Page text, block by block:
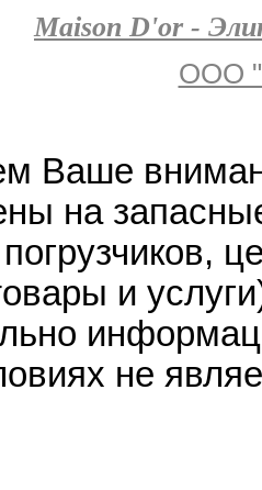
Maison D'or -
ООО
Ваше
на
и
не